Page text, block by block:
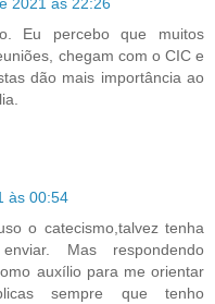
Eu percebo que muitos
chegam com o CIC e
dão mais importância ao
às 00:54
o catecismo,talvez tenha
Mas respondendo
auxílio para me orientar
sempre que tenho